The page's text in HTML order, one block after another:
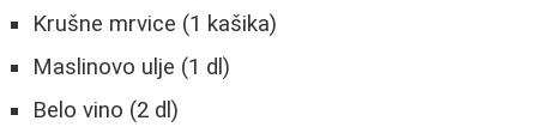
Krušne mrvice (1 kašika)
Maslinovo ulje (1 dl)
Belo vino (2 dl)